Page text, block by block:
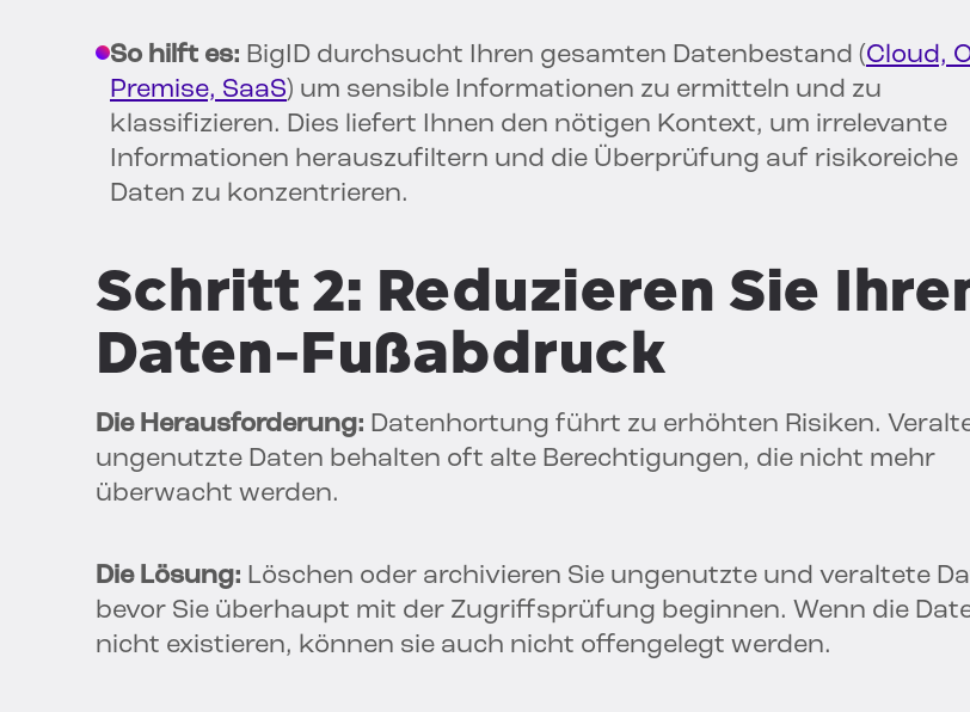
So hilft es: BigID durchsucht Ihren gesamten Datenbestand (Cloud,
Premise, SaaS) um sensible Informationen zu ermitteln und zu
klassifizieren. Dies liefert Ihnen den nötigen Kontext, um irrelevante
Informationen herauszufiltern und die Überprüfung auf risikoreiche
Daten zu konzentrieren.
Schritt 2: Reduzieren Sie
Daten-Fußabdruck
Die Herausforderung: Datenhortung führt zu erhöhten Risiken.
ungenutzte Daten behalten oft alte Berechtigungen, die nicht mehr
überwacht werden.
Die Lösung: Löschen oder archivieren Sie ungenutzte und veraltete
bevor Sie überhaupt mit der Zugriffsprüfung beginnen. Wenn die
nicht existieren, können sie auch nicht offengelegt werden.